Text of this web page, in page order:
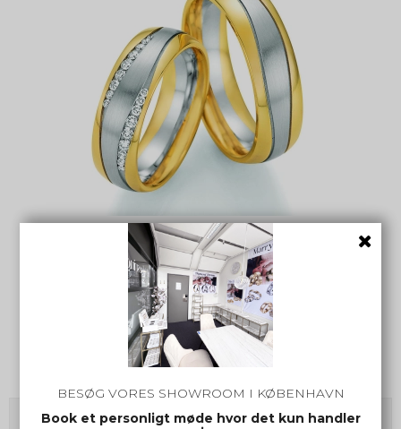
Eksklusive Vielsesringe Honeymoon 02-51170
BESØG VORES SHOWROOM I KØBENHAVN
Book et personligt møde hvor det kun handler